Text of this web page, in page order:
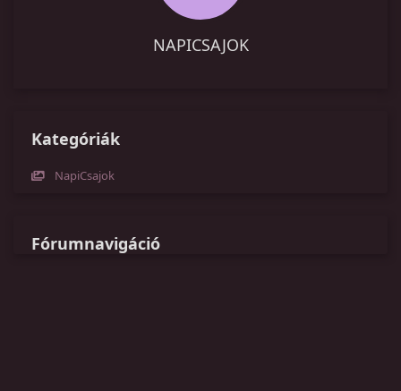
NAPICSAJOK
Kategóriák
NapiCsajok
Fórumnavigáció